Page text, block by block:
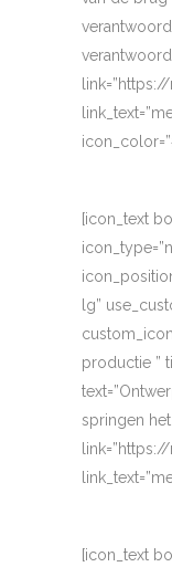
[icon_text
lg”
productie ”
springen
[icon_text